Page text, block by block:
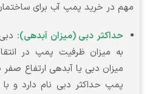
مهم در خرید پمپ آب برای
حداکثر دبی (میزان آبدهی):
به میزان ظرفیت پمپ در
میزان دبی یا آبدهی ارتفاع
پمپ حداکثر دبی نام دارد و با